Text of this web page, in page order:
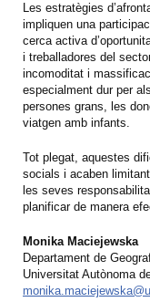
Les estratègies
impliquen una
cerca activa
i treballadores del
incomoditat i
especialment dur per
persones grans, les
viatgen amb infants.
Tot plegat, aquestes
socials i acaben
les seves
planificar de manera
Monika Maciejewska
Departament de
Universitat Autònoma